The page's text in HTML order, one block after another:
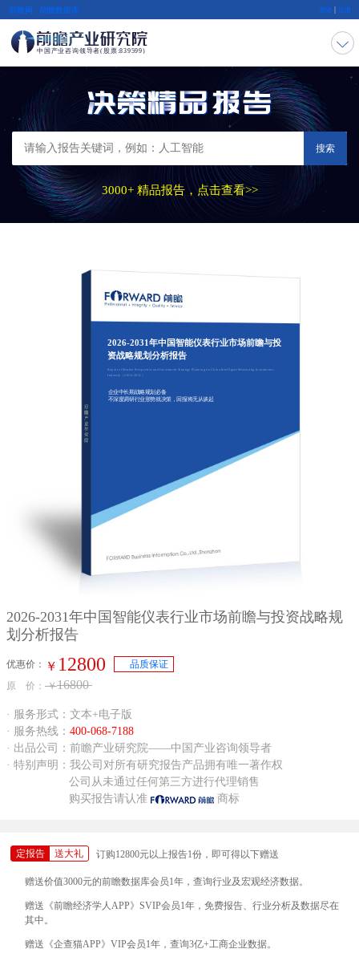
前瞻网 前瞻数据库 登陆 | 注册
搜索
3000+ 精品报告，点击查看>>
2026-2031年中国智能仪表行业市场前瞻与投
资战略规划分析报告
Report of Market Prospective and Investment Strategy Planning on China Intelligent Measuring Instruments
Industry（2026-2031）
企业中长期战略规划必备
不深度调研行业形势就决策，回报将无从谈起
2026-2031年中国智能仪表行业市场前瞻与投资战略规
划分析报告
优惠价： ￥ 12800
品质保证
原 价： ￥16800
· 服务形式：文本+电子版
· 服务热线： 400-068-7188
· 出品公司：前瞻产业研究院——中国产业咨询领导者
· 特别声明：我公司对所有研究报告产品拥有唯一著作权
公司从未通过任何第三方进行代理销售
购买报告请认准
商标
定报告 送大礼 订购12800元以上报告1份，即可得以下赠送
赠送价值3000元的前瞻数据库会员1年，查询行业及宏观经济数据。
赠送《前瞻经济学人APP》SVIP会员1年，免费报告、行业分析及数据尽在
其中。
赠送《企查猫APP》VIP会员1年，查询3亿+工商企业数据。